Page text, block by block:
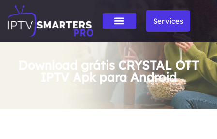
Services
Download grátis CRYSTAL OTT
IPTV Apk para Android